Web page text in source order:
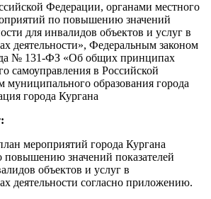
Федерации, органами местного
по повышению значений
для инвалидов объектов и услуг в
деятельности», Федеральным законом
№ 131-ФЗ «Об общих принципах
самоуправления в Российской
муниципального образования города
города Кургана
:
мероприятий города Кургана
значений показателей
объектов и услуг в
деятельности согласно приложению.